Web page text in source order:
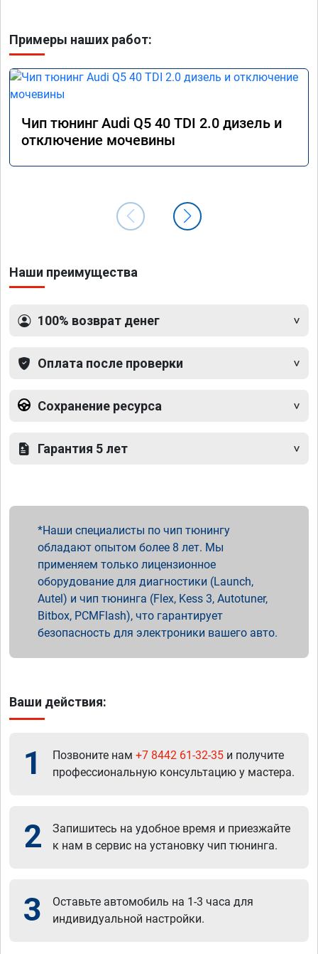
Примеры наших работ:
Чип тюнинг Audi Q5 40 TDI 2.0 дизель и
отключение мочевины
Наши преимущества
100% возврат денег
Оплата после проверки
Сохранение ресурса
Гарантия 5 лет
Наши специалисты по чип тюнингу
обладают опытом более 8 лет. Мы
применяем только лицензионное
оборудование для диагностики (Launch,
Autel) и чип тюнинга (Flex, Kess 3, Autotuner,
Bitbox, PCMFlash), что гарантирует
безопасность для электроники вашего авто.
Ваши действия:
1 Позвоните нам +7 8442 61-32-35 и получите
профессиональную консультацию у мастера.
2
Запишитесь на удобное время и приезжайте
к нам в сервис на установку чип тюнинга.
3
Оставьте автомобиль на 1-3 часа для
индивидуальной настройки.